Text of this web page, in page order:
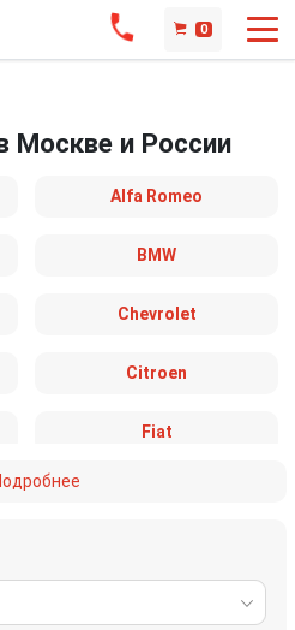
0
Москве и России
Alfa Romeo
BMW
Chevrolet
Citroen
Fiat